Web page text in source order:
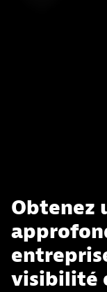
Obtenez
visibilité